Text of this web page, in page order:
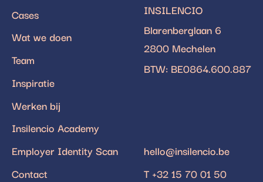
Cases
Wat we doen
Team
Inspiratie
Werken bij
Insilencio Academy
Employer Identity Scan
Contact
INSILENCIO
Blarenberglaan 6
2800 Mechelen
BTW: BE0864.600.887
hello@insilencio.be
T +32 15 70 01 50